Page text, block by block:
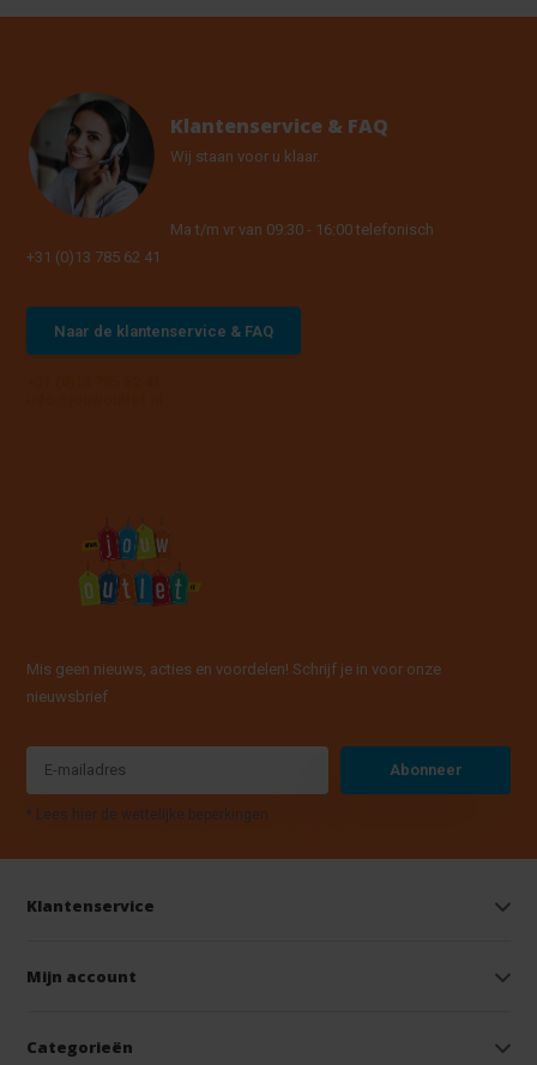
Klantenservice & FAQ
Wij staan voor u klaar.
Ma t/m vr van 09:30 - 16:00 telefonisch
+31 (0)13 785 62 41
Naar de klantenservice & FAQ
Mis geen nieuws, acties en voordelen! Schrijf je in voor onze
nieuwsbrief
Abonneer
* Lees hier de wettelijke beperkingen
Klantenservice
Mijn account
Categorieën